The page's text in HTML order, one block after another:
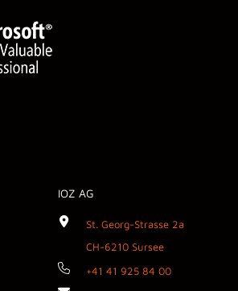
IOZ AG
St. Georg-Strasse 2a
CH-6210 Sursee
+41 41 925 84 00